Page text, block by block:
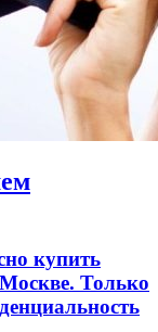
купить
Только